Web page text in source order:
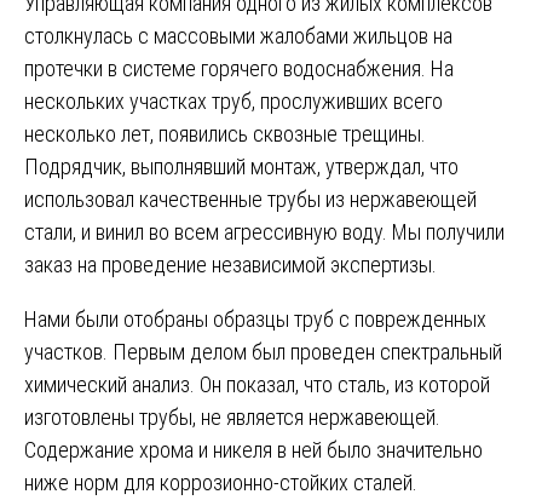
столкнулась с массовыми жалобами жильцов на
протечки в системе горячего водоснабжения. На
нескольких участках труб, прослуживших всего
несколько лет, появились сквозные трещины.
Подрядчик, выполнявший монтаж, утверждал, что
использовал качественные трубы из нержавеющей
стали, и винил во всем агрессивную воду. Мы получили
заказ на проведение независимой экспертизы.
Нами были отобраны образцы труб с поврежденных
участков. Первым делом был проведен спектральный
химический анализ. Он показал, что сталь, из которой
изготовлены трубы, не является нержавеющей.
Содержание хрома и никеля в ней было значительно
ниже норм для коррозионно-стойких сталей.